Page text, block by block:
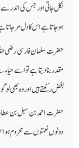
نکل جاتی اور جس کی اندر سے
ہوجاتا ہے اس کا دل مر جاتا
حضرت سلمان فارسی رضی اللہ
مقدر بنا دیتا ہے تو اسے
بغض رکھتے ہیں اور وہ بھی
حضرت احمد بن سہل بن عطاء
دونوں نعمتوں سے محروم